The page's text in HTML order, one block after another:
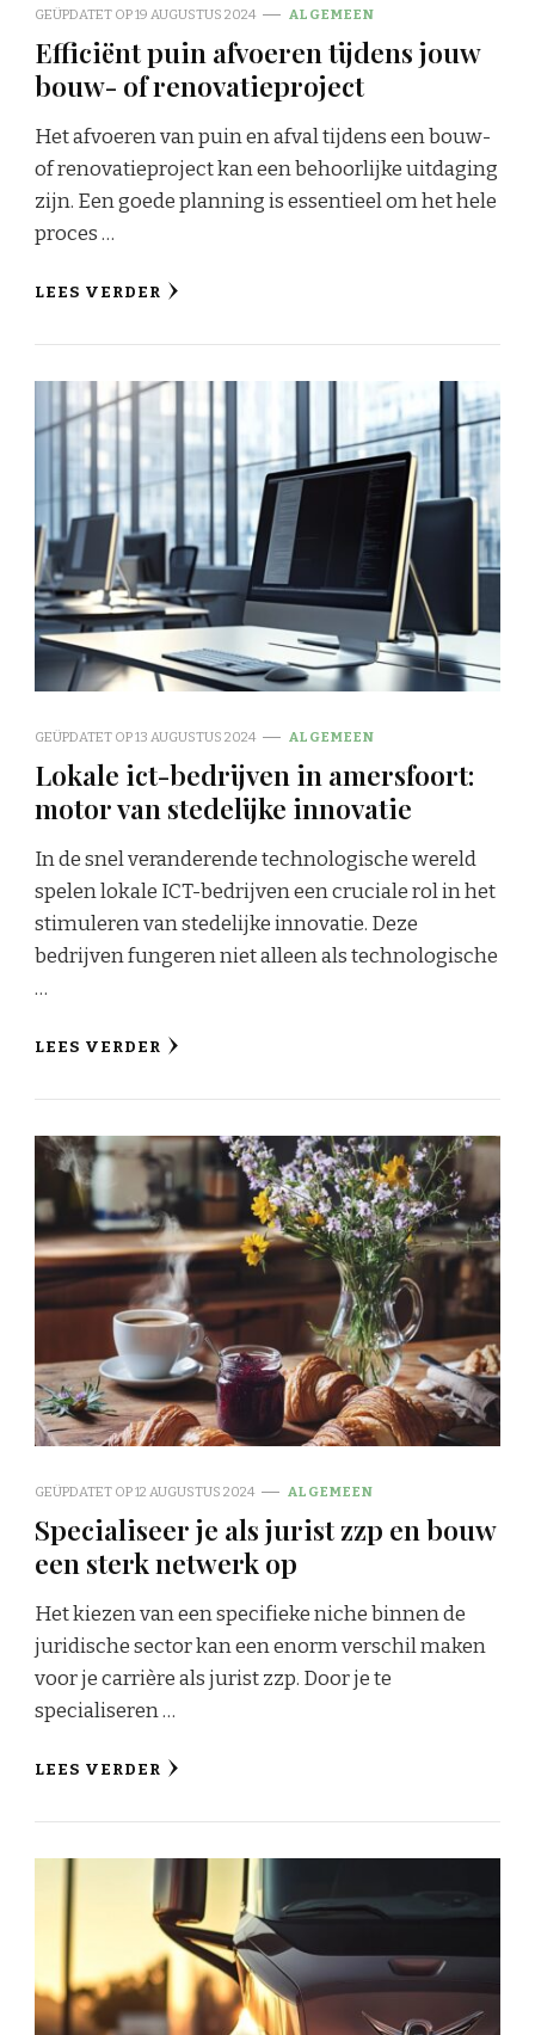
GEÜPDATET OP19 AUGUSTUS 2024 ALGEMEEN
Efficiënt puin afvoeren tijdens jouw
bouw- of renovatieproject
Het afvoeren van puin en afval tijdens een bouw-
of renovatieproject kan een behoorlijke uitdaging
zijn. Een goede planning is essentieel om het hele
proces …
LEES VERDER
GEÜPDATET OP13 AUGUSTUS 2024 ALGEMEEN
Lokale ict-bedrijven in amersfoort:
motor van stedelijke innovatie
In de snel veranderende technologische wereld
spelen lokale ICT-bedrijven een cruciale rol in het
stimuleren van stedelijke innovatie. Deze
bedrijven fungeren niet alleen als technologische
…
LEES VERDER
GEÜPDATET OP12 AUGUSTUS 2024 ALGEMEEN
Specialiseer je als jurist zzp en bouw
een sterk netwerk op
Het kiezen van een specifieke niche binnen de
juridische sector kan een enorm verschil maken
voor je carrière als jurist zzp. Door je te
specialiseren …
LEES VERDER